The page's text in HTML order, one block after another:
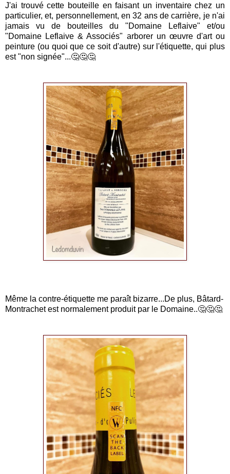
J'ai trouvé cette bouteille en faisant un inventaire chez un
particulier, et, personnellement, en 32 ans de carrière, je n'ai
jamais vu de bouteilles du "Domaine Leflaive" et/ou
"Domaine Leflaive & Associés" arborer un œuvre d'art ou
peinture (ou quoi que ce soit d'autre) sur l'étiquette, qui plus
est "non signée"...🤔🤔🤔
Même la contre-étiquette me paraît bizarre...De plus, Bâtard-
Montrachet est normalement produit par le Domaine..🤔🤔🤔